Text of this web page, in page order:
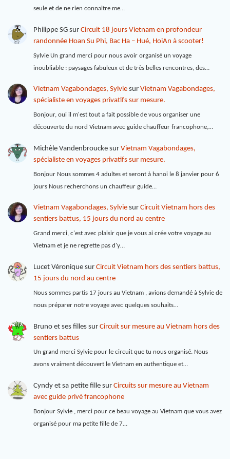
seule et de ne rien connaitre me…
Philippe SGsur Circuit 18 jours Vietnam en profondeur
randonnée Hoan Su Phi, Bac Ha – Hué, HoiAn à scooter!
Sylvie Un grand merci pour nous avoir organisé un voyage
inoubliable : paysages fabuleux et de très belles rencontres, des…
Vietnam Vagabondages, Sylviesur Vietnam Vagabondages,
spécialiste en voyages privatifs sur mesure.
Bonjour, oui il m'est tout a fait possible de vous organiser une
découverte du nord Vietnam avec guide chauffeur francophone,…
Michèle Vandenbrouckesur Vietnam Vagabondages,
spécialiste en voyages privatifs sur mesure.
Bonjour Nous sommes 4 adultes et seront à hanoi le 8 janvier pour 6
jours Nous recherchons un chauffeur guide…
Vietnam Vagabondages, Sylviesur Circuit Vietnam hors des
sentiers battus, 15 jours du nord au centre
Grand merci, c'est avec plaisir que je vous ai crée votre voyage au
Vietnam et je ne regrette pas d'y…
Lucet Véroniquesur Circuit Vietnam hors des sentiers battus,
15 jours du nord au centre
Nous sommes partis 17 jours au Vietnam , avions demandé à Sylvie de
nous préparer notre voyage avec quelques souhaits…
Bruno et ses fillessur Circuit sur mesure au Vietnam hors des
sentiers battus
Un grand merci Sylvie pour le circuit que tu nous organisé. Nous
avons vraiment découvert le Vietnam en authentique et…
Cyndy et sa petite fillesur Circuits sur mesure au Vietnam
avec guide privé francophone
Bonjour Sylvie , merci pour ce beau voyage au Vietnam que vous avez
organisé pour ma petite fille de 7…